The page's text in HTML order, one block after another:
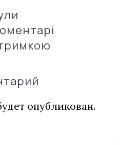
опубликован.